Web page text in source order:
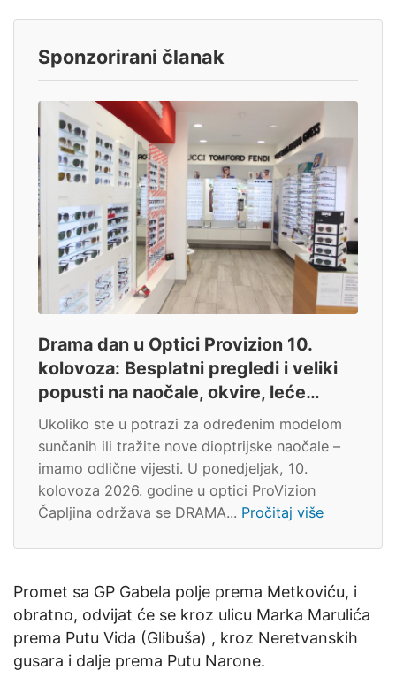
Sponzorirani članak
Drama dan u Optici Provizion 10.
kolovoza: Besplatni pregledi i veliki
popusti na naočale, okvire, leće…
Ukoliko ste u potrazi za određenim modelom
sunčanih ili tražite nove dioptrijske naočale –
imamo odlične vijesti. U ponedjeljak, 10.
kolovoza 2026. godine u optici ProVizion
Čapljina održava se DRAMA... Pročitaj više
Promet sa GP Gabela polje prema Metkoviću, i
obratno, odvijat će se kroz ulicu Marka Marulića
prema Putu Vida (Glibuša) , kroz Neretvanskih
gusara i dalje prema Putu Narone.